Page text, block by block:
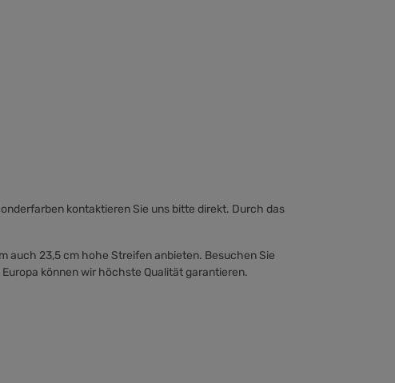
kontaktieren Sie uns bitte direkt. Durch das
auch 23,5 cm hohe Streifen anbieten. Besuchen Sie
können wir höchste Qualität garantieren.